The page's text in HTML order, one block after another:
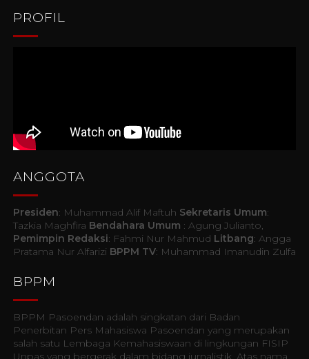
PROFIL
ANGGOTA
Presiden: Muhammad Alif Maftuh Sekretaris Umum:
Tazkia Maghfira Bendahara Umum : Agung Julianto,
Pemimpin Redaksi: Fahmi Nur Mahmud Litbang: Angga
Pratama Nur Alfarizi BPPM TV: Muhammad Imanudin Zulfa
BPPM
BPPM Pasoendan adalah singkatan dari Badan
Penerbitan Pers Mahasiswa Pasoendan yang merupakan
salah satu Lembaga Kemahasiswaan di lingkungan FISIP
Unpas yang bergerak dalam bidang jurnalistik. Atas nama